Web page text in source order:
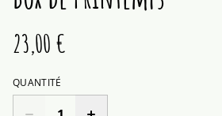
23,00 €
QUANTITÉ